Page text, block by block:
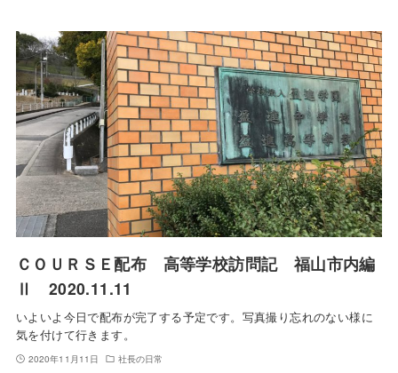
ＣＯＵＲＳＥ配布 高等学校訪問記 福山市内編
Ⅱ 2020.11.11
いよいよ今日で配布が完了する予定です。写真撮り忘れのない様に
気を付けて行きます。
2020年11月11日 社長の日常